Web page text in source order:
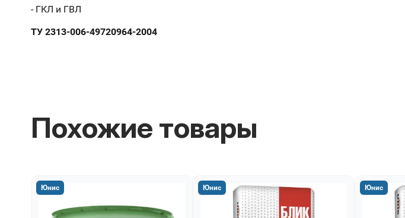
- ГКЛ и ГВЛ
ТУ 2313-006-49720964-2004
Похожие товары
Юнис Юнис Юнис